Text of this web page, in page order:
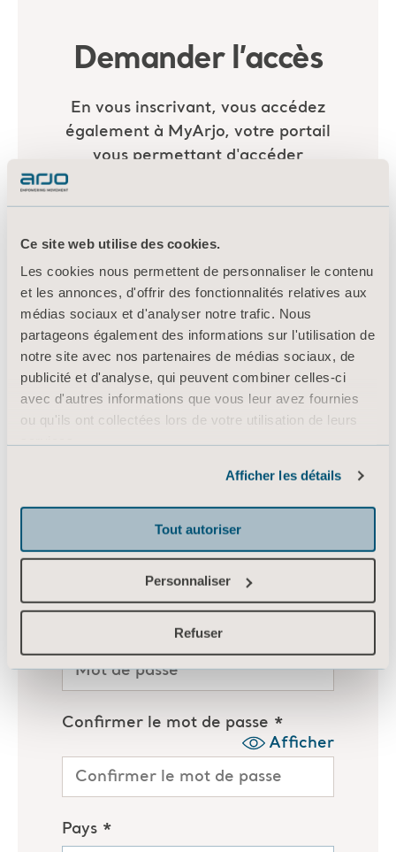
Ce site web utilise des cookies.
Les cookies nous permettent de personnaliser le contenu
et les annonces, d'offrir des fonctionnalités relatives aux
médias sociaux et d'analyser notre trafic. Nous
partageons également des informations sur l'utilisation de
notre site avec nos partenaires de médias sociaux, de
publicité et d'analyse, qui peuvent combiner celles-ci
avec d'autres informations que vous leur avez fournies
ou qu'ils ont collectées lors de votre utilisation de leurs
Afficher les détails
Tout autoriser
Personnaliser
Refuser